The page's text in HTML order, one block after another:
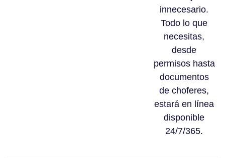
innecesario.
Todo lo que
necesitas,
desde
permisos hasta
documentos
de choferes,
estará en línea
disponible
24/7/365.